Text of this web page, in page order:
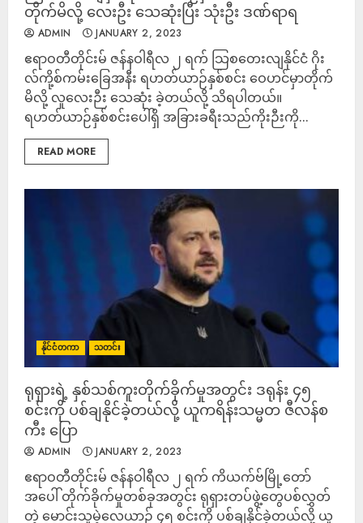
တိုက်မိလို့ လေးဦး သေဆုံးပြီး သုံးဦး ဒဏ်ရာရ
ADMIN JANUARY 2, 2023
ဧရာဝတီတိုင်းမ် ဇန်နဝါရီလ ၂ ရက် သြစတေးလျနိုင်ငံ ဂိုး
လ်ကို့စ်ကမ်းခြေအနီး ရဟတ်ယာဉ်နှစ်စင်း ဝေဟင်မှာတိုက်
မိလို့ လူလေးဉီး သေဆုံး ခဲ့တယ်လို့ သိရပါတယ်။
ရဟတ်ယာဉ်နှစ်စင်းပေါ်ရှိ အခြားခရီးသည်ကိုးဉီးကို...
READ MORE
နိုင်ငံတကာ သတင်း
ရုရှားရဲ့ နှစ်သစ်ကူးတိုက်ခိုက်မှုအတွင်း ဒရုန်း ၄၅
စင်းကို ပစ်ချနိုင်ခဲ့တယ်လို့ ယူကရိန်းသမ္မတ ဇီလန်စ
ကီး ပြော
ADMIN JANUARY 2, 2023
ဧရာဝတီတိုင်းမ် ဇန်နဝါရီလ ၂ ရက် ကိယက်ဗ်မြို့တော်
အပေါ် တိုက်ခိုက်မှုတစ်ခုအတွင်း ရုရှားတပ်ဖွဲ့တွေပစ်လွှတ်
တဲ့ မောင်းသူမဲ့လေယာဉ် ၄၅ စင်းကို ပစ်ချနိုင်ခဲ့တယ်လို့ ယူ